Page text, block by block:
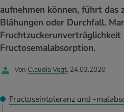
& Intoleranzen
THEMEN IM BEREICH
THEMEN IM BEREICH BEWEGUNG
THEMEN IM BEREICH
Wissen
THEMEN IM BEREICH MEDIZIN
THEMEN IM BEREICH SERVICES
Angebote
Tools, Test & Quizze
aufnehmen können, führt das
Blähungen oder Durchfall.
Fruchtzuckerunverträglichkeit
Fructosemalabsorption.
Von Claudia Vogt, 24.03.2020
Fructoseintoleranz und -